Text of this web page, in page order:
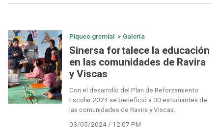
Piqueo gremial > Galería
Sinersa fortalece la educación
en las comunidades de Ravira
y Viscas
Con el desarrollo del Plan de Reforzamiento
Escolar 2024 se benefició a 30 estudiantes de
las comunidades de Ravira y Viscas.
03/05/2024 / 12:07 PM